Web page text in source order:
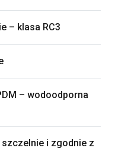
– klasa RC3
– wodoodporna
i zgodnie z